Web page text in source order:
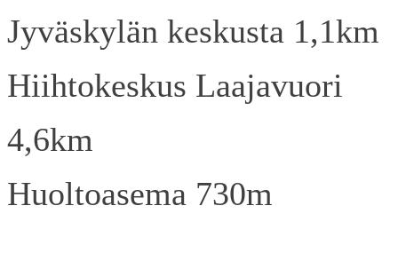
Jyväskylän keskusta 1,1km
Hiihtokeskus Laajavuori
4,6km
Huoltoasema 730m